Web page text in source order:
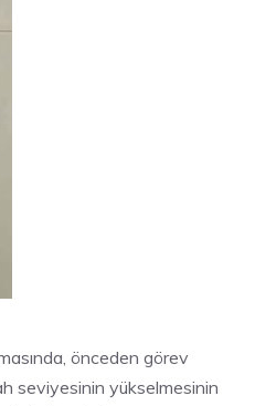
önceden görev
seviyesinin yükselmesinin